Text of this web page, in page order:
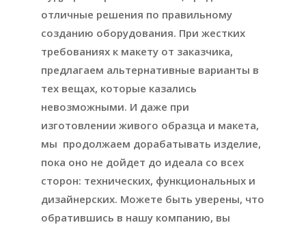
отличные решения по правильному
созданию оборудования. При жестких
требованиях к макету от заказчика,
предлагаем альтернативные варианты в
тех вещах, которые казались
невозможными. И даже при
изготовлении живого образца и макета,
мы продолжаем дорабатывать изделие,
пока оно не дойдет до идеала со всех
сторон: технических, функциональных и
дизайнерских. Можете быть уверены, что
обратившись в нашу компанию, вы